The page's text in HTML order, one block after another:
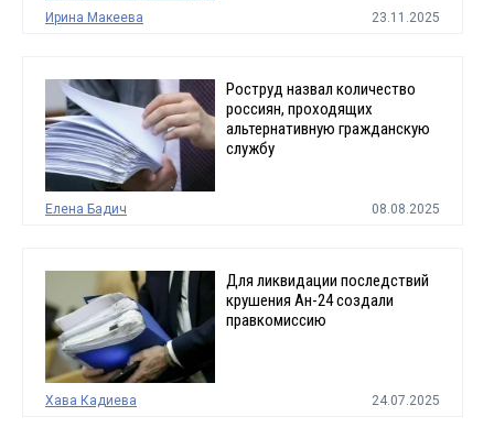
Ирина Макеева 23.11.2025
Роструд назвал количество
россиян, проходящих
альтернативную гражданскую
службу
Елена Бадич 08.08.2025
Для ликвидации последствий
крушения Ан-24 создали
правкомиссию
Хава Кадиева 24.07.2025